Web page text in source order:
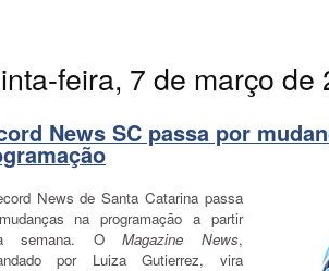
feira, 7 de março de
News SC passa por
News de Santa Catarina passa
na programação a partir
semana. OMagazine News,
por Luiza Gutierrez, vira